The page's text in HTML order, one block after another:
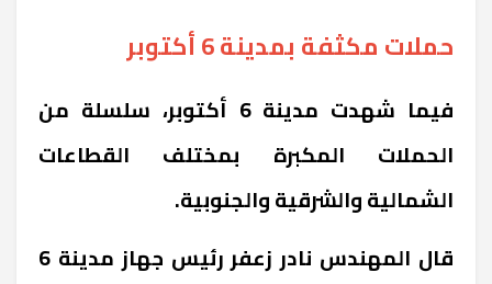
حملات مكثفة بمدينة 6 أكتوبر
فيما شهدت مدينة 6 أكتوبر، سلسلة من
الحملات المكبرة بمختلف القطاعات
الشمالية والشرقية والجنوبية.
قال المهندس نادر زعفر رئيس جهاز مدينة 6